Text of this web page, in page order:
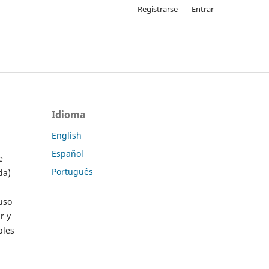
Registrarse Entrar
y
Idioma
English
Español
Português